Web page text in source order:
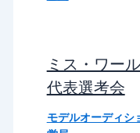
ミス・ワー
代表選考会
モデルオーディシ